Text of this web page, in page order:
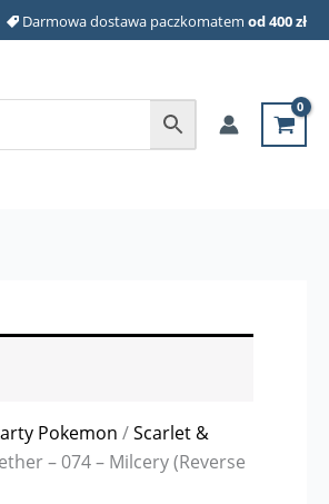
Darmowa dostawa paczkomatem od 400 zł
Pokemon /Scarlet &
– 074 – Milcery (Reverse